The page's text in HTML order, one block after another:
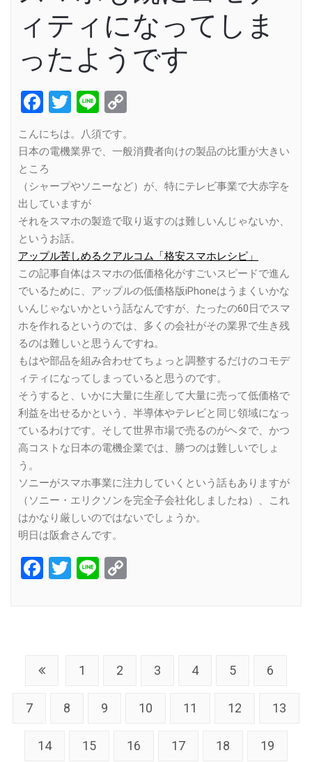
ィティになってしま
ったようです
Facebook
Twitter
Line
こんにちは。八須です。
日本の電機業界で、一般消費者向けの製品の比重が大きい
ところ
（シャープやソニーなど）が、特にテレビ事業で大赤字を
出していますが
それをスマホの製造で取り返すのは難しいんじゃないか、
というお話。
アップル苦しめるクアルコム「格安スマホレシピ」
この記事自体はスマホの低価格化がすごいスピードで進ん
でいるために、アップルの低価格版iPhoneはうまくいかな
いんじゃないかという話なんですが、たったの60日でスマ
ホを作れるというのでは、多くの会社がその業界で生き残
るのは難しいと思うんですね。
もはや部品を組み合わせてちょっと調整するだけのコモデ
ィティになってしまっていると思うのです。
そうすると、いかに大量に生産して大量に売って低価格で
利益を出せるかという、半導体やテレビと同じ領域になっ
ているわけです。そして世界市場で売るのがヘタで、かつ
高コストな日本の電機企業では、勝つのは難しいでしょ
う。
ソニーがスマホ事業に注力していくという話もありますが
（ソニー・エリクソンを完全子会社化しましたね）、これ
はかなり厳しいのではないでしょうか。
明日は阪倉さんです。
Facebook
Twitter
Line
1 2 3 4 5 6
7 8 9 10 11 12 13
14 15 16 17 18 19